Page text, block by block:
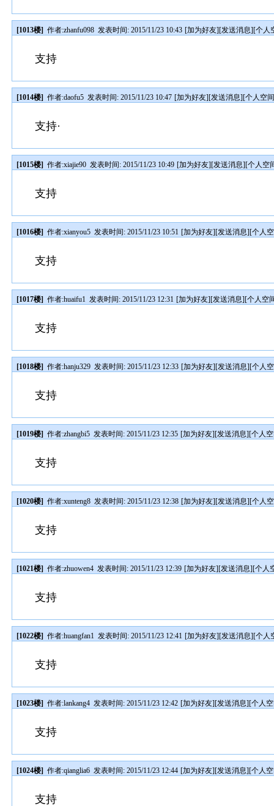
[1013楼] 作者:zhanfu098 发表时间: 2015/11/23 10:43 [加为好友][发送消息][个人
支持
[1014楼] 作者:daofu5 发表时间: 2015/11/23 10:47 [加为好友][发送消息][个人空
支持·
[1015楼] 作者:xiajie90 发表时间: 2015/11/23 10:49 [加为好友][发送消息][个人空
支持
[1016楼] 作者:xianyou5 发表时间: 2015/11/23 10:51 [加为好友][发送消息][个人
支持
[1017楼] 作者:huaifu1 发表时间: 2015/11/23 12:31 [加为好友][发送消息][个人空
支持
[1018楼] 作者:hanju329 发表时间: 2015/11/23 12:33 [加为好友][发送消息][个人
支持
[1019楼] 作者:zhangbi5 发表时间: 2015/11/23 12:35 [加为好友][发送消息][个人
支持
[1020楼] 作者:xunteng8 发表时间: 2015/11/23 12:38 [加为好友][发送消息][个人
支持
[1021楼] 作者:zhuowen4 发表时间: 2015/11/23 12:39 [加为好友][发送消息][个人
支持
[1022楼] 作者:huangfan1 发表时间: 2015/11/23 12:41 [加为好友][发送消息][个人
支持
[1023楼] 作者:lankang4 发表时间: 2015/11/23 12:42 [加为好友][发送消息][个人
支持
[1024楼] 作者:qianglia6 发表时间: 2015/11/23 12:44 [加为好友][发送消息][个人
支持